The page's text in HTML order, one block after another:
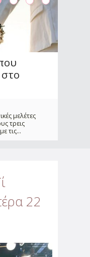
μελέτες
τρεις
τις...
22